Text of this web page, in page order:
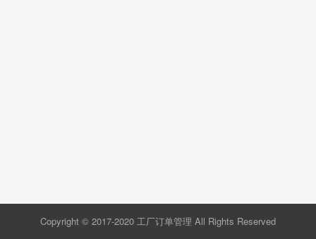
Copyright © 2017-2020 工厂订单管理 All Rights Reserved